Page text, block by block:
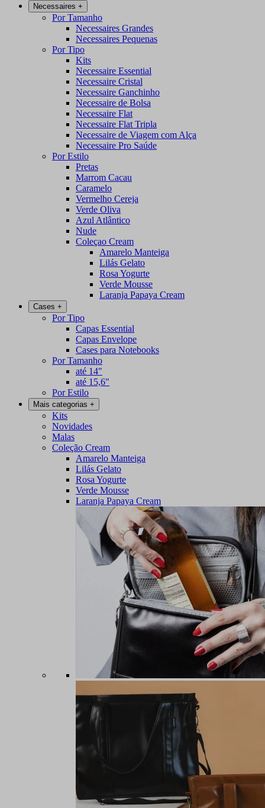
Necessaires +
Por Tamanho
Necessaires Grandes
Necessaires Pequenas
Por Tipo
Kits
Necessaire Essential
Necessaire Cristal
Necessaire Ganchinho
Necessaire de Bolsa
Necessaire Flat
Necessaire Flat Tripla
Necessaire de Viagem com Alça
Necessaire Pro Saúde
Por Estilo
Pretas
Marrom Cacau
Caramelo
Vermelho Cereja
Verde Oliva
Azul Atlântico
Nude
Coleçao Cream
Amarelo Manteiga
Lilás Gelato
Rosa Yogurte
Verde Mousse
Laranja Papaya Cream
Cases +
Por Tipo
Capas Essential
Capas Envelope
Cases para Notebooks
Por Tamanho
até 14"
até 15,6"
Por Estilo
Mais categorias +
Kits
Novidades
Malas
Coleção Cream
Amarelo Manteiga
Lilás Gelato
Rosa Yogurte
Verde Mousse
Laranja Papaya Cream